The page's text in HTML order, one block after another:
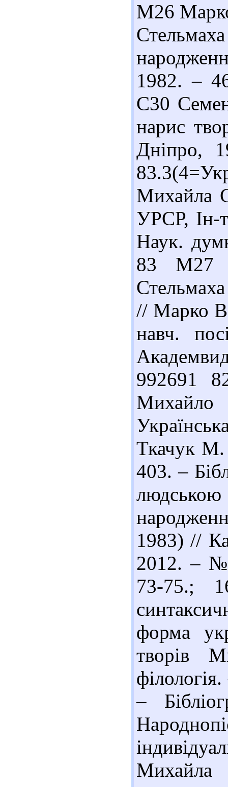
М26
1982. –
С30
нарис
Дніпро,
Михайла
УРСР, Ін-
Наук.
83 М27
// Марко
навч.
992691
Ткачук
403. –
людською
1983) //
2012. – №
73-75.;
форма
творів
–